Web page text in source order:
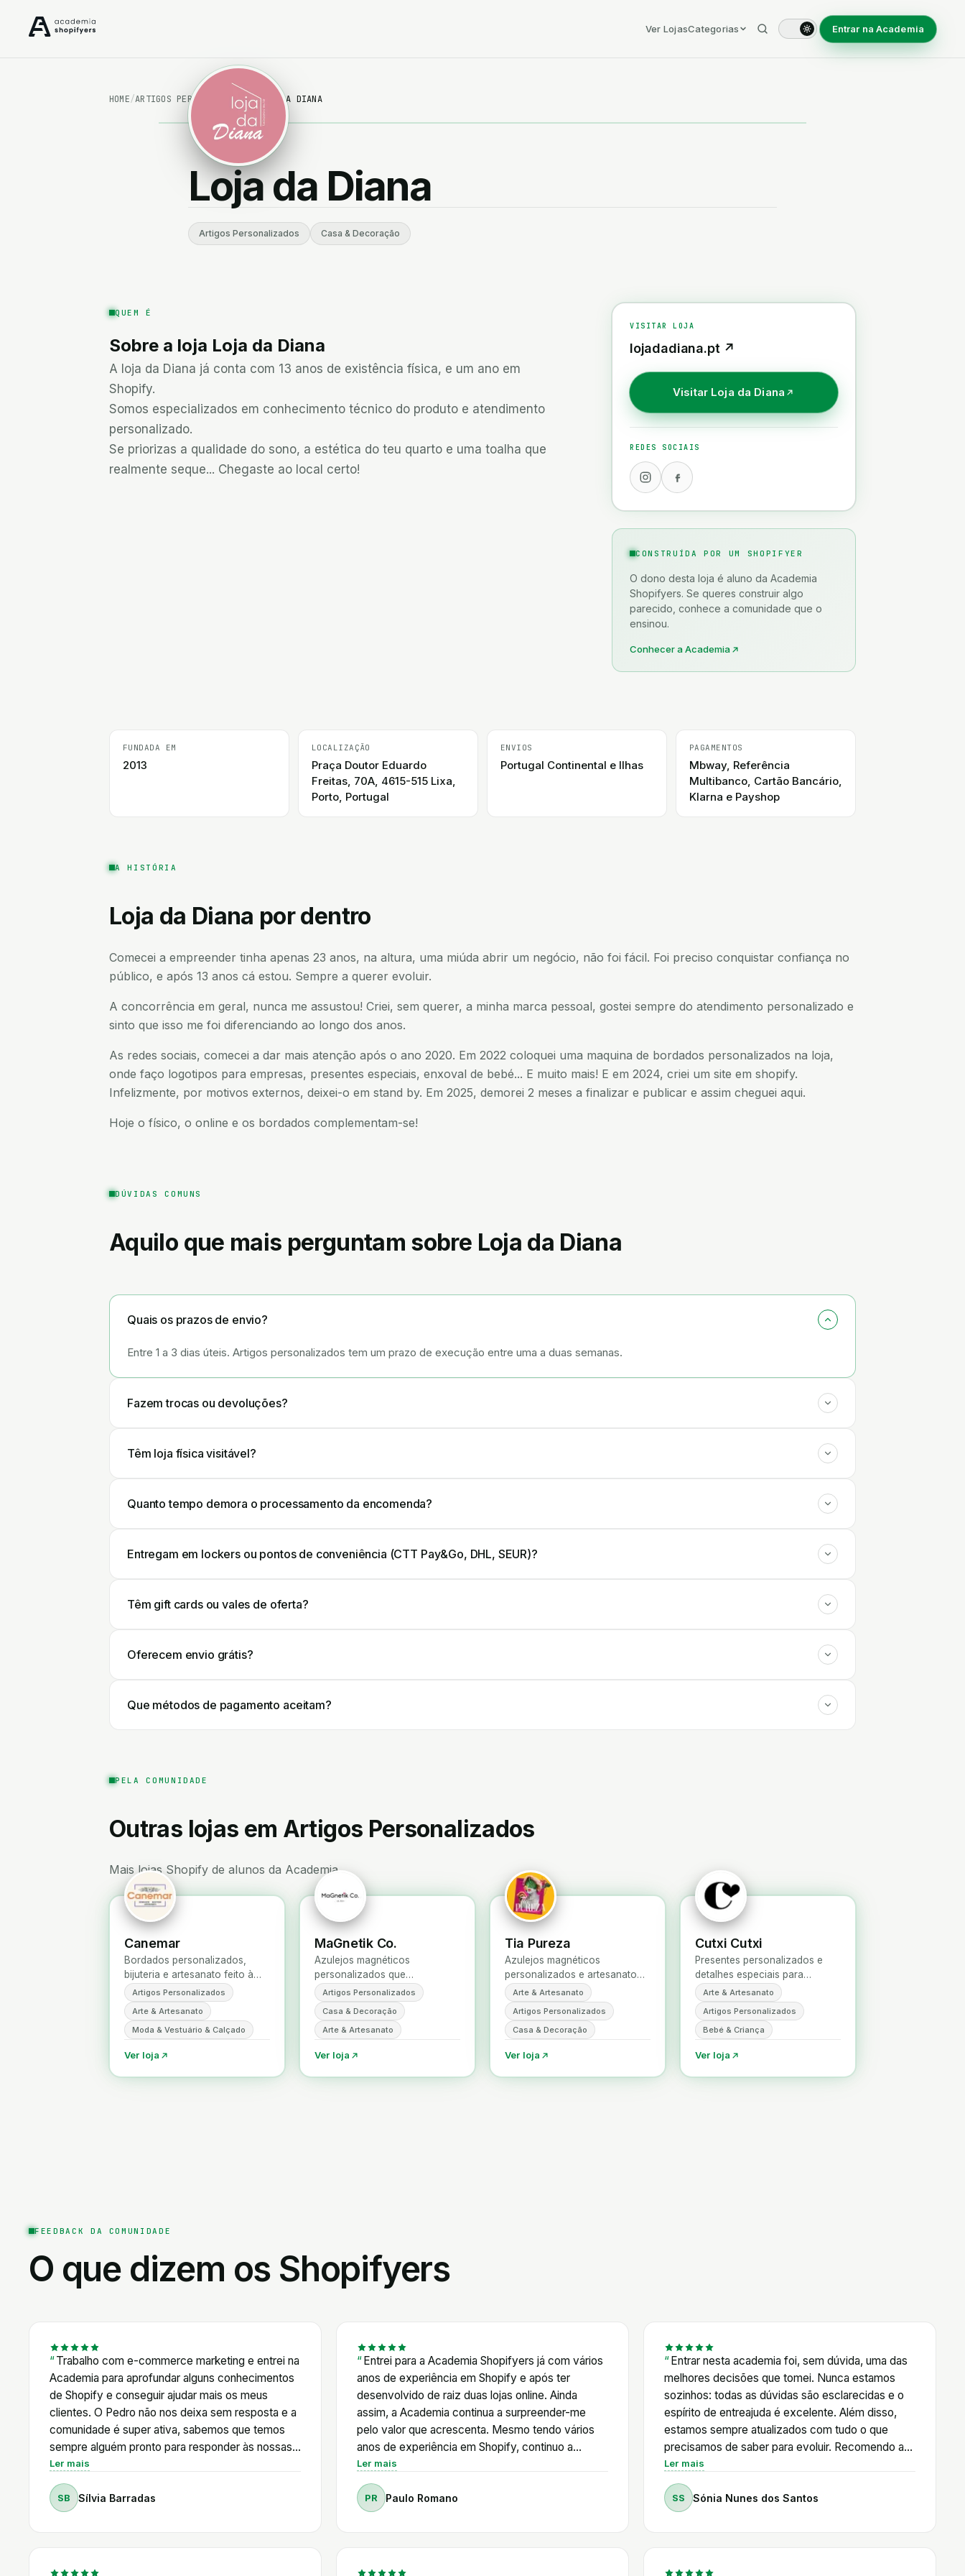
Ver LojasCategorias
Alimentação & Bebidas
Automóvel Bebé & Criança
Equipamentos & Consumíveis Profissionais
Livros, Educação e Papelarias
Entrar na Academia
HOME/ARTIGOS PERSONALIZADOS/LOJA DA DIANA
Loja da Diana
Artigos Personalizados Casa & Decoração
QUEM É
Sobre a loja Loja da Diana
A loja da Diana já conta com 13 anos de existência física, e um ano em
Shopify.
Somos especializados em conhecimento técnico do produto e atendimento
personalizado.
Se priorizas a qualidade do sono, a estética do teu quarto e uma toalha que
realmente seque... Chegaste ao local certo!
VISITAR LOJA
lojadadiana.pt ↗
Visitar Loja da Diana
REDES SOCIAIS
CONSTRUÍDA POR UM SHOPIFYER
O dono desta loja é aluno da Academia
Shopifyers. Se queres construir algo
parecido, conhece a comunidade que o
ensinou.
Conhecer a Academia
FUNDADA EM
2013
LOCALIZAÇÃO
Praça Doutor Eduardo
Freitas, 70A, 4615-515 Lixa,
Porto, Portugal
ENVIOS
Portugal Continental e Ilhas
PAGAMENTOS
Mbway, Referência
Multibanco, Cartão Bancário,
Klarna e Payshop
A HISTÓRIA
Loja da Diana por dentro
Comecei a empreender tinha apenas 23 anos, na altura, uma miúda abrir um negócio, não foi fácil. Foi preciso conquistar confiança no
público, e após 13 anos cá estou. Sempre a querer evoluir.
A concorrência em geral, nunca me assustou! Criei, sem querer, a minha marca pessoal, gostei sempre do atendimento personalizado e
sinto que isso me foi diferenciando ao longo dos anos.
As redes sociais, comecei a dar mais atenção após o ano 2020. Em 2022 coloquei uma maquina de bordados personalizados na loja,
onde faço logotipos para empresas, presentes especiais, enxoval de bebé... E muito mais! E em 2024, criei um site em shopify.
Infelizmente, por motivos externos, deixei-o em stand by. Em 2025, demorei 2 meses a finalizar e publicar e assim cheguei aqui.
Hoje o físico, o online e os bordados complementam-se!
DÚVIDAS COMUNS
Aquilo que mais perguntam sobre Loja da Diana
Quais os prazos de envio?
Entre 1 a 3 dias úteis. Artigos personalizados tem um prazo de execução entre uma a duas semanas.
Fazem trocas ou devoluções?
Têm loja física visitável?
Quanto tempo demora o processamento da encomenda?
Entregam em lockers ou pontos de conveniência (CTT Pay&Go, DHL, SEUR)?
Têm gift cards ou vales de oferta?
Oferecem envio grátis?
Que métodos de pagamento aceitam?
PELA COMUNIDADE
Outras lojas em Artigos Personalizados
Mais lojas Shopify de alunos da Academia.
Canemar
Bordados personalizados,
bijuteria e artesanato feito à
mão, criados ao gosto de
quem oferece e de quem usa.
Artigos Personalizados
Arte & Artesanato
Moda & Vestuário & Calçado
Ver loja
MaGnetik Co.
Azulejos magnéticos
personalizados que
transformam memórias em
peças que fazem parte do dia
a dia.
Artigos Personalizados
Casa & Decoração
Arte & Artesanato
Ver loja
Tia Pureza
Azulejos magnéticos
personalizados e artesanato
português com humor,
portugalidade e inspiração nas
“tias de Cascais”.
Arte & Artesanato
Artigos Personalizados
Casa & Decoração
Ver loja
Cutxi Cutxi
Presentes personalizados e
detalhes especiais para
batizados, bebés e momentos
únicos, feitos com carinho em
Portugal.
Arte & Artesanato
Artigos Personalizados
Bebé & Criança
Ver loja
FEEDBACK DA COMUNIDADE
O que dizem os Shopifyers
Trabalho com e-commerce marketing e entrei na
Academia para aprofundar alguns conhecimentos
de Shopify e conseguir ajudar mais os meus
clientes. O Pedro não nos deixa sem resposta e a
comunidade é super ativa, sabemos que temos
sempre alguém pronto para responder às nossas
dúvidas. Além disso, o Pedro é muito proativo em
relação às novidades de Shopify e cria com
frequência tutoriais de acordo com as mudanças
da plataforma e a nível legal também. E está
sozinha. Os vários cursos também não se limitam
Ler mais
SB Sílvia Barradas
Entrei para a Academia Shopifyers já com vários
anos de experiência em Shopify e após ter
desenvolvido de raiz duas lojas online. Ainda
assim, a Academia continua a surpreender-me
pelo valor que acrescenta. Mesmo tendo vários
anos de experiência em Shopify, continuo a
encontrar respostas, novas ferramentas e novas
formas de otimizar as minhas lojas. Ao longo deste
percurso, já resolvi vários desafios técnicos com
o apoio do Pedro, recebi aconselhamento na
Num ecossistema em constante evolução, ter
Ler mais
PR Paulo Romano
Shopifyers. Posso dizer, sem qualquer hesitação,
que foi um dos melhores investimentos que fiz no
meu percurso profissional. O Pedro alia um
conhecimento técnico muito profundo a um
enorme sentido de responsabilidade para com os
seus alunos. Nunca deixa uma dúvida por
responder. Está sempre disponível para orientar,
esclarecer e acompanhar, independentemente do
nível de experiência de cada um. O que mais
valorizo é que não ensina apenas a construir lojas
Shopify. Ensina a pensar, a resolver problemas e a
verdadeira entreajuda e um acompanhamento
Entrar nesta academia foi, sem dúvida, uma das
melhores decisões que tomei. Nunca estamos
sozinhos: todas as dúvidas são esclarecidas e o
espírito de entreajuda é excelente. Além disso,
estamos sempre atualizados com tudo o que
precisamos de saber para evoluir. Recomendo a
100%!
Ler mais
SS Sónia Nunes dos Santos